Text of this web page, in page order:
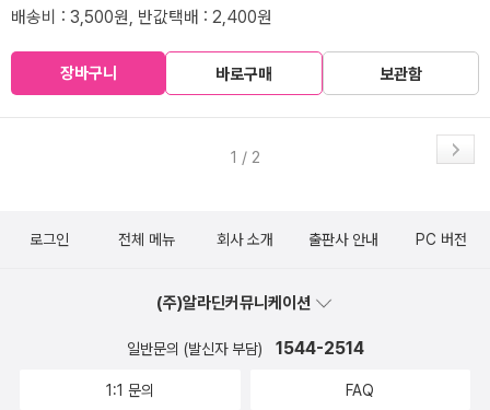
배송비 : 3,500원, 반값택배 : 2,400원
장바구니 바로구매 보관함
1 / 2
로그인 전체 메뉴 회사 소개 출판사 안내 PC 버전
(주)알라딘커뮤니케이션
일반문의 (발신자 부담) 1544-2514
1:1 문의 FAQ